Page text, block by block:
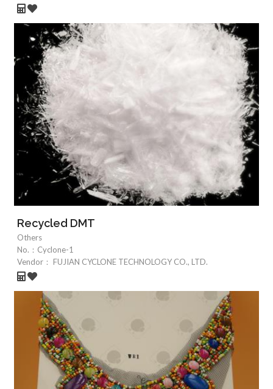
Recycled DMT
Others
No.： Cyclone-1
Vendor：
FUJIAN CYCLONE TECHNOLOGY CO., LTD.